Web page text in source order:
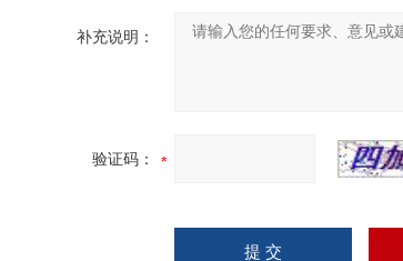
补充说明：
验证码：